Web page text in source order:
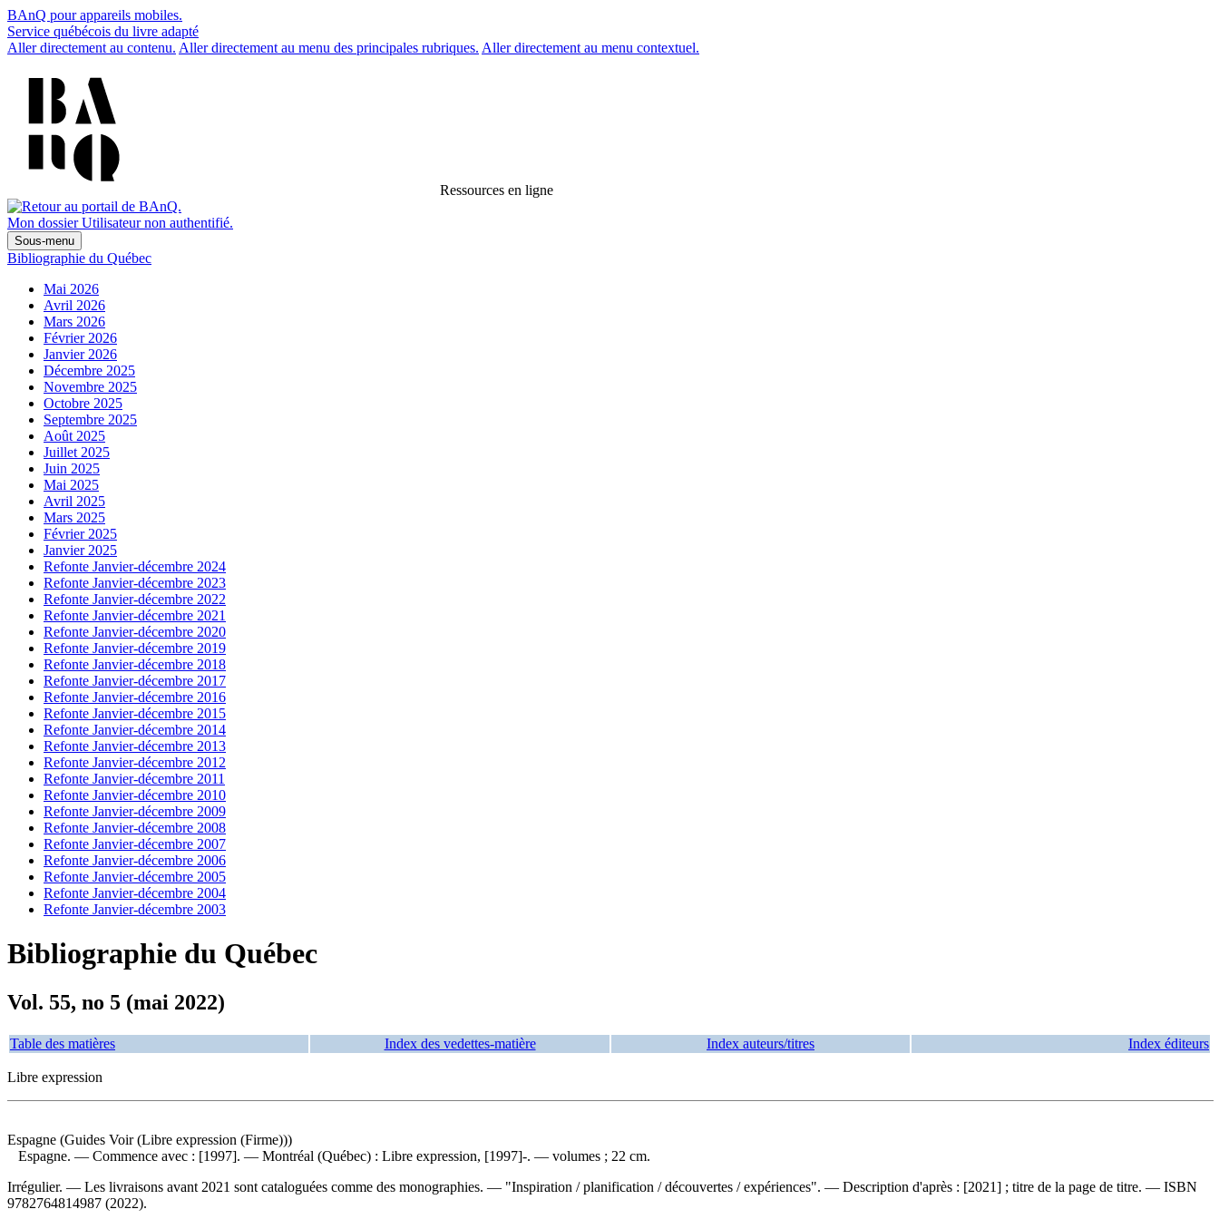
BAnQ pour appareils mobiles.
Service québécois du livre adapté
Aller directement au contenu. Aller directement au menu des principales rubriques. Aller directement au menu contextuel.
Ressources en ligne
Mon dossier Utilisateur non authentifié.
Sous-menu
Bibliographie du Québec
Mai 2026
Avril 2026
Mars 2026
Février 2026
Janvier 2026
Décembre 2025
Novembre 2025
Octobre 2025
Septembre 2025
Août 2025
Juillet 2025
Juin 2025
Mai 2025
Avril 2025
Mars 2025
Février 2025
Janvier 2025
Refonte Janvier-décembre 2024
Refonte Janvier-décembre 2023
Refonte Janvier-décembre 2022
Refonte Janvier-décembre 2021
Refonte Janvier-décembre 2020
Refonte Janvier-décembre 2019
Refonte Janvier-décembre 2018
Refonte Janvier-décembre 2017
Refonte Janvier-décembre 2016
Refonte Janvier-décembre 2015
Refonte Janvier-décembre 2014
Refonte Janvier-décembre 2013
Refonte Janvier-décembre 2012
Refonte Janvier-décembre 2011
Refonte Janvier-décembre 2010
Refonte Janvier-décembre 2009
Refonte Janvier-décembre 2008
Refonte Janvier-décembre 2007
Refonte Janvier-décembre 2006
Refonte Janvier-décembre 2005
Refonte Janvier-décembre 2004
Refonte Janvier-décembre 2003
Bibliographie du Québec
Vol. 55, no 5 (mai 2022)
Table des matières Index des vedettes-matière Index auteurs/titres Index éditeurs
Libre expression
Espagne (Guides Voir (Libre expression (Firme)))
Espagne. — Commence avec : [1997]. — Montréal (Québec) : Libre expression, [1997]-. — volumes ; 22 cm.
Irrégulier. — Les livraisons avant 2021 sont cataloguées comme des monographies. — "Inspiration / planification / découvertes / expériences". — Description d'après : [2021] ; titre de la page de titre. — ISBN
9782764814987 (2022).